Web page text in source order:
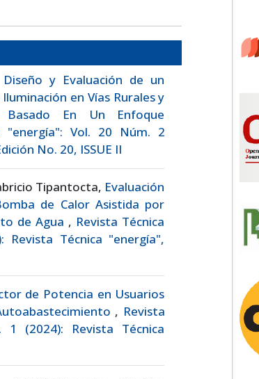
Diseño y Evaluación de un
en Vías Rurales y
Basado En Un Enfoque
"energía": Vol. 20 Núm. 2
No. 20, ISSUE II
Tipantocta, Evaluación
de Calor Asistida por
de Agua , Revista Técnica
Técnica "energía",
de Potencia en Usuarios
, Revista
(2024): Revista Técnica